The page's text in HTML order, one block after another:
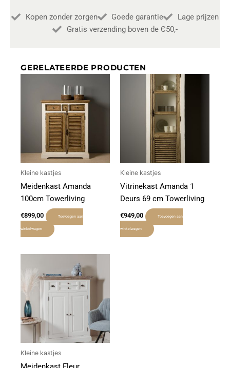
77,5cm
Towerliving
Kopen zonder zorgen Goede garantie
Lage prijzen
Gratis verzending boven de Є50,-
GERELATEERDE PRODUCTEN
Kleine kastjes
Meidenkast Amanda
100cm Towerliving
€899,00 Toevoegen aan
winkelwagen
Kleine kastjes
Vitrinekast Amanda 1
Deurs 69 cm Towerliving
€949,00 Toevoegen aan
winkelwagen
Kleine kastjes